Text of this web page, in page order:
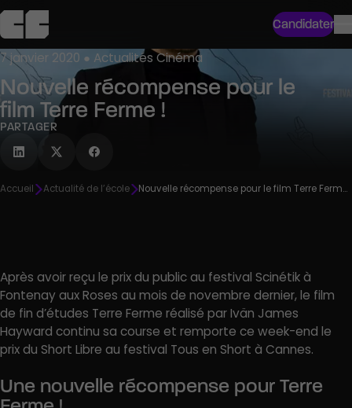
Candidater
7 janvier 2020 ● Actualités Cinéma
Nouvelle récompense pour le
film Terre Ferme !
PARTAGER
Accueil Actualité de l’école Nouvelle récompense pour le film Terre Ferme !
Après avoir reçu le prix du public au festival Scinétik à
Fontenay aux Roses au mois de novembre dernier, le film
de fin d’études Terre Ferme réalisé par Ivän James
Hayward continu sa course et remporte ce week-end le
prix du Short Libre au festival Tous en Short à Cannes.
Une nouvelle récompense pour Terre